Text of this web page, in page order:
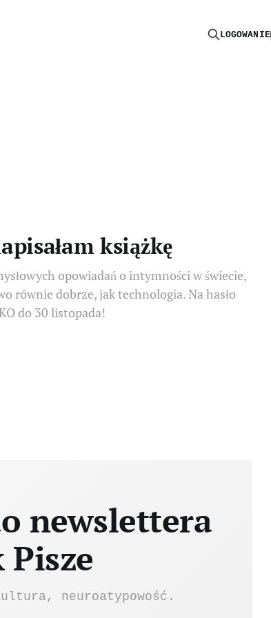
LOGOWANIE
książkę
opowiadań o intymności w świecie,
równie dobrze, jak technologia. Na hasło
do 30 listopada!
newslettera
neuroatypowość.